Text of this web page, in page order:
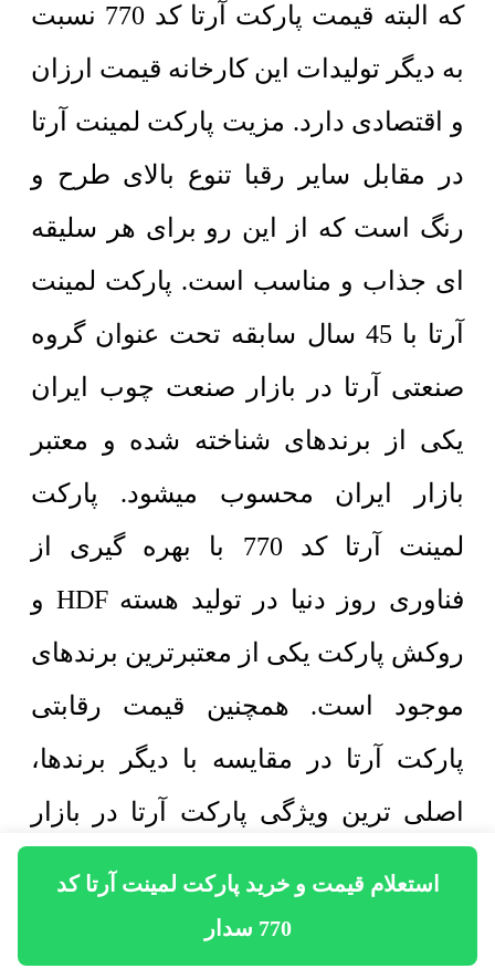
استعلام قیمت و خرید پارکت لمینت آرتا کد
770 سدار
که البته قیمت پارکت آرتا کد 770 نسبت
به دیگر تولیدات این کارخانه قیمت ارزان
و اقتصادی دارد. مزیت پارکت لمینت آرتا
در مقابل سایر رقبا تنوع بالای طرح و
رنگ است که از این رو برای هر سلیقه
ای جذاب و مناسب است. پارکت لمینت
آرتا با 45 سال سابقه تحت عنوان گروه
صنعتی آرتا در بازار صنعت چوب ایران
یکی از برندهای شناخته شده و معتبر
بازار ایران محسوب میشود. پارکت
لمینت آرتا کد 770 با بهره گیری از
فناوری روز دنیا در تولید هسته HDF و
روکش پارکت یکی از معتبرترین برندهای
موجود است. همچنین قیمت رقابتی
پارکت آرتا در مقایسه با دیگر برندها،
اصلی ترین ویژگی پارکت آرتا در بازار
ایران است. در حدود 10 سال پیش گروه
صنعتی آرتا نسبت به تولید کفپوش پارکت
لمینت اقدام کرد. با گذر زمان روز به